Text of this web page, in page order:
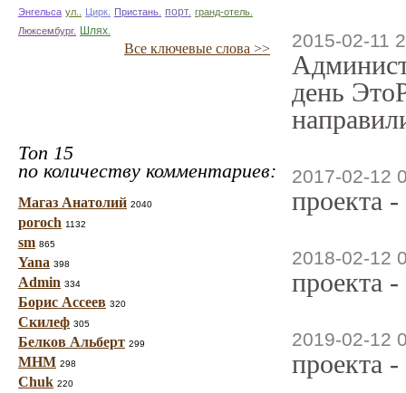
Энгельса ул.. Цирк. Пристань. порт. гранд-отель.
Люксембург.
Шлях.
Все ключевые слова >>
Топ 15
по количеству комментариев:
Магаз Анатолий 2040
poroch 1132
sm 865
Yana 398
Admin 334
Борис Ассеев 320
Скилеф 305
Белков Альберт 299
МНМ 298
Chuk 220
2015-02-11
день
2017-02-12
проекта
2018-02-12
проекта
2019-02-12
проекта